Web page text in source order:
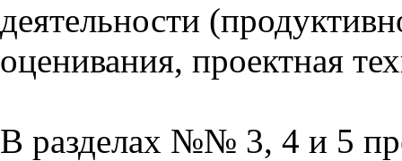
деятельности
оценивания, проектная
В разделах №№ 3, 4 и 5